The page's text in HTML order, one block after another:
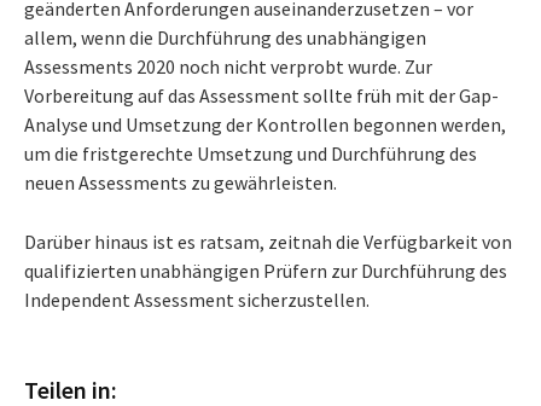
geänderten Anforderungen auseinanderzusetzen – vor
allem, wenn die Durchführung des unabhängigen
Assessments 2020 noch nicht verprobt wurde. Zur
Vorbereitung auf das Assessment sollte früh mit der Gap-
Analyse und Umsetzung der Kontrollen begonnen werden,
um die fristgerechte Umsetzung und Durchführung des
neuen Assessments zu gewährleisten.
Darüber hinaus ist es ratsam, zeitnah die Verfügbarkeit von
qualifizierten unabhängigen Prüfern zur Durchführung des
Independent Assessment sicherzustellen.
Teilen in: